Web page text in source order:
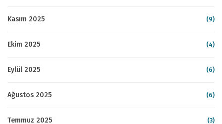
Kasım 2025 (9)
Ekim 2025 (4)
Eylül 2025 (6)
Ağustos 2025 (6)
Temmuz 2025 (3)